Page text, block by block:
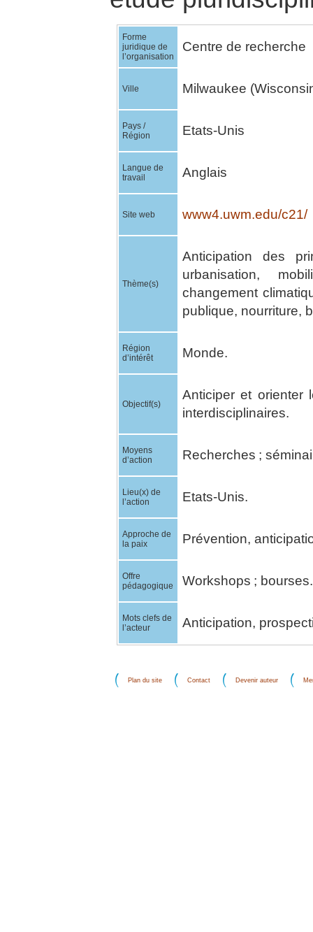
Forme
juridique de
l’organisation
Centre de recherche
Ville Milwaukee
Pays /
Région
Etats-Unis
Langue de
travail
Anglais
Site web www4.uwm.edu/c21/
Thème(s)
Anticipation des
urbanisation,
changement
publique, nourriture,
Région
d’intérêt
Monde.
Objectif(s)
Anticiper et orienter
interdisciplinaires.
Moyens
d’action
Recherches ;
Lieu(x) de
l’action
Etats-Unis.
Approche de
la paix
Prévention,
Offre
pédagogique
Workshops ; bourses.
Mots clefs de
l’acteur
Anticipation,
Plan du site Contact Devenir auteur